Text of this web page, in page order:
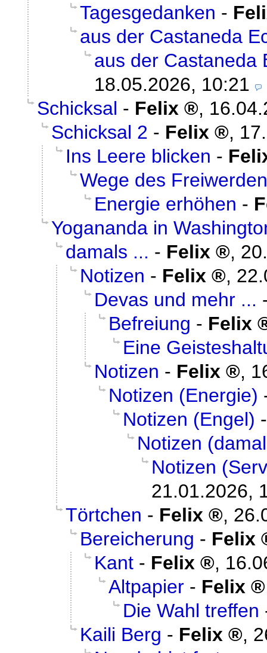
Tagesgedanken -
aus der Castaneda
aus der Castaneda
18.05.2026, 10:21
Schicksal - Felix ,
Schicksal 2 - Felix ,
Ins Leere blicken -
Wege des
Energie erhöhen -
Yogananda in
damals ... - Felix ,
Notizen - Felix ,
Devas und mehr ...
Befreiung - Felix
Eine
Notizen - Felix ,
Notizen (Energie)
Notizen (Engel)
Notizen
Notizen
21.01.2026,
Törtchen - Felix ,
Bereicherung - Felix
Kant - Felix ,
Altpapier - Felix
Die Wahl treffen
Kaili Berg - Felix ,